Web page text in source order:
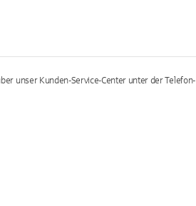
unser Kunden-Service-Center unter der Telefon-